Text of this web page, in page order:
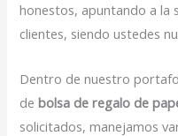
honestos, apuntando a la
clientes, siendo ustedes
Dentro de nuestro
debolsa de regalo de
solicitados, manejamos